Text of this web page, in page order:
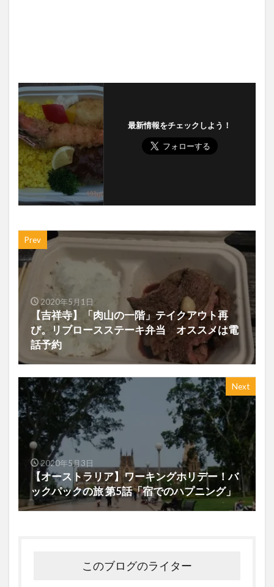
最新情報をチェックしよう！
Prev
2020年5月1日
【吉祥寺】「肉山の一階」テイクアウト再
び。リブロースステーキ弁当 オススメは電
話予約
Next
2020年5月3日
【オーストラリア】ワーキングホリデー！バ
ックパックの旅 第5話「宿でのハプニング」
このブログのライター